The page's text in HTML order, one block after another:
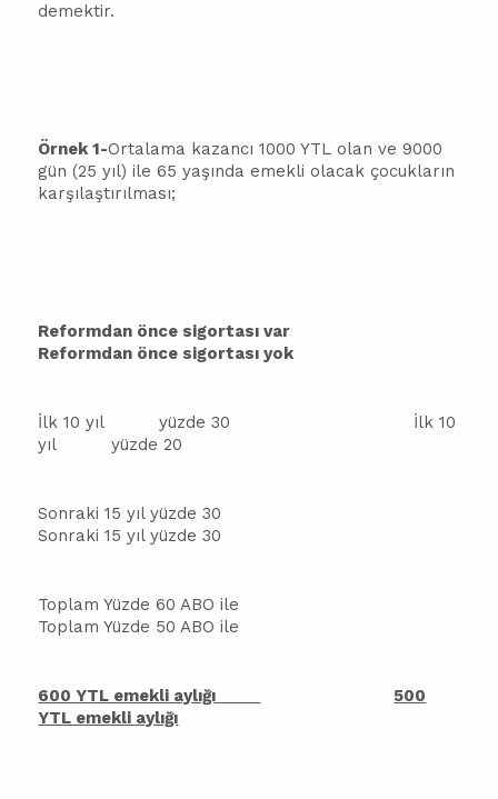
demektir.
Örnek 1-Ortalama kazancı 1000 YTL olan ve 9000
gün (25 yıl) ile 65 yaşında emekli olacak çocukların
karşılaştırılması;
Reformdan önce sigortası var
Reformdan önce sigortası yok
İlk 10 yıl yüzde 30
İlk 10
yıl
yüzde 20
Sonraki 15 yıl yüzde 30
Sonraki 15 yıl yüzde 30
Toplam Yüzde 60 ABO ile
Toplam Yüzde 50 ABO ile
600 YTL emekli aylığı
500
YTL emekli aylığı